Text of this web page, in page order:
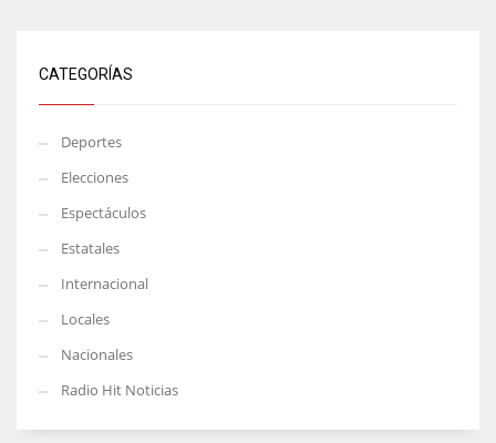
CATEGORÍAS
Deportes
Elecciones
Espectáculos
Estatales
Internacional
Locales
Nacionales
Radio Hit Noticias